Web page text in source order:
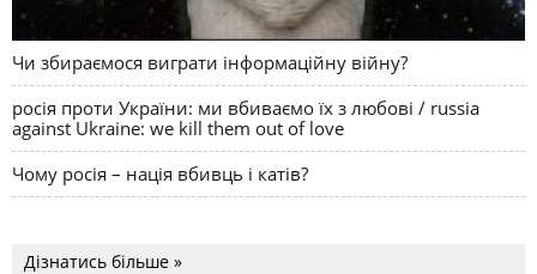
Чи збираємося виграти інформаційну війну?
росія проти України: ми вбиваємо їх з любові / russia
against Ukraine: we kill them out of love
Чому росія – нація вбивць і катів?
Дізнатись більше »